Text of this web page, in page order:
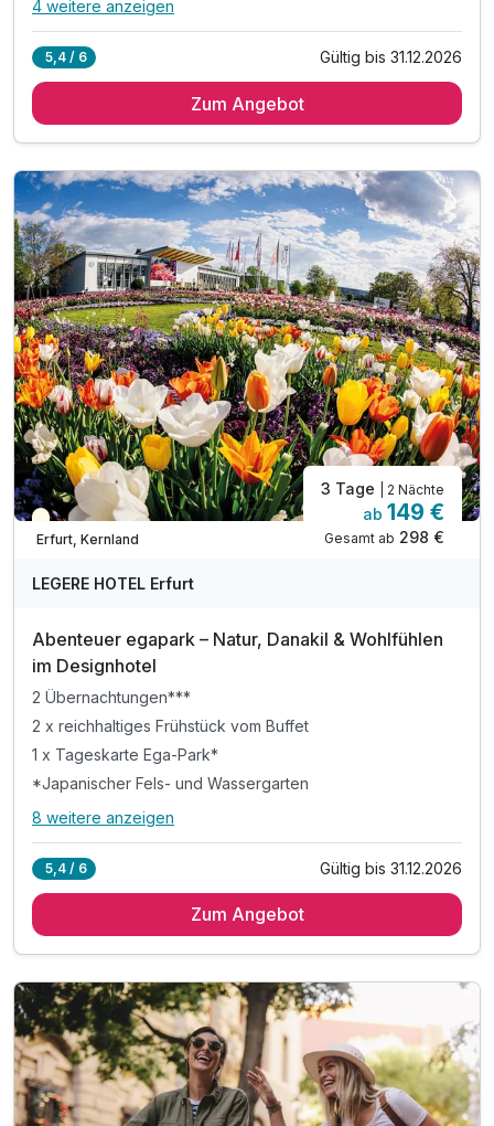
Alle Inklusivleistungen
3 x reichhaltiges Frühstück vom Buffet
inkl. Voucher im Hotelshop
inkl. W-Lan
inkl. Nutzung des Sauna- und Wellnessbereichs
inkl. Nutzung des Fitnessbereiches
4 weitere anzeigen
5,4 / 6 Gültig bis 31.12.2026
Zum Angebot
Teilweise ausgelastet
Erfurt, Kernland
3 Tage | 2 Nächte
ab 149 €
Gesamt ab 298 €
LEGERE HOTEL Erfurt
Abenteuer egapark – Natur, Danakil & Wohlfühlen
im Designhotel
2 Übernachtungen***
2 x reichhaltiges Frühstück vom Buffet
1 x Tageskarte Ega-Park*
*Japanischer Fels- und Wassergarten
Alle Inklusivleistungen
2 x reichhaltiges Frühstück vom Buffet
*Deutsches Gartenbaumuseum
*Gärtnerreich mit 29 Spielgeräten für Kinder
*Skulpturengarten mit Plastiken namhafter Künstler
*Rosengarten
EgaPark ab dem 01.01.2023 Montags geschlossen
8 weitere anzeigen
5,4 / 6 Gültig bis 31.12.2026
Zum Angebot